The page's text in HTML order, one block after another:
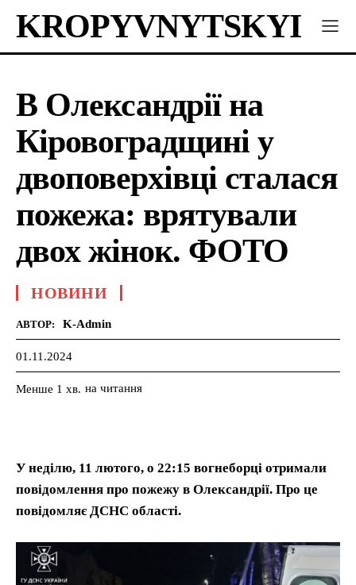
KROPYVNYTSKYI
В Олександрії на
Кіровоградщині у
двоповерхівці сталася
пожежа: врятували
двох жінок. ФОТО
НОВИНИ
АВТОР: K-Admin
01.11.2024
Менше 1 хв. на читання
У неділю, 11 лютого, о 22:15 вогнеборці отримали
повідомлення про пожежу в Олександрії. Про це
повідомляє ДСНС області.